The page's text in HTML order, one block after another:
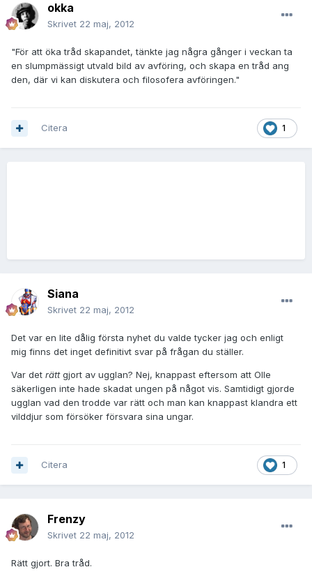
okka
Skrivet 22 maj, 2012
"För att öka tråd skapandet, tänkte jag några gånger i veckan ta
en slumpmässigt utvald bild av avföring, och skapa en tråd ang
den, där vi kan diskutera och filosofera avföringen."
1
Citera
Siana
Skrivet 22 maj, 2012
Det var en lite dålig första nyhet du valde tycker jag och enligt
mig finns det inget definitivt svar på frågan du ställer.
Var det rättgjort av ugglan? Nej, knappast eftersom att Olle
säkerligen inte hade skadat ungen på något vis. Samtidigt gjorde
ugglan vad den trodde var rätt och man kan knappast klandra ett
vilddjur som försöker försvara sina ungar.
1
Citera
Frenzy
Skrivet 22 maj, 2012
Rätt gjort. Bra tråd.